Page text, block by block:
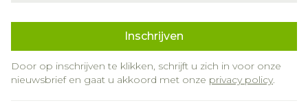
Inschrijven
Door op inschrijven te klikken, schrijft u zich in voor onze
nieuwsbrief en gaat u akkoord met onze privacy policy.